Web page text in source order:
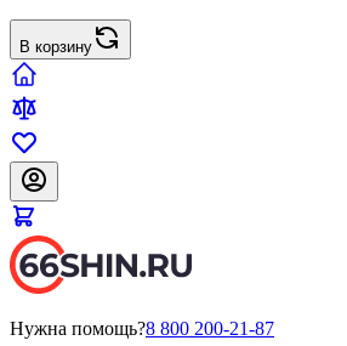
В корзину
Нужна помощь?8 800 200-21-87